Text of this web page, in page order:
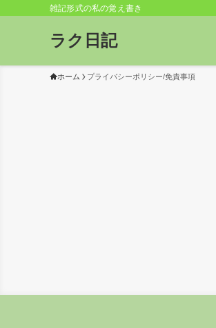
雑記形式の私の覚え書き
ラク日記
ホーム プライバシーポリシー/免責事項